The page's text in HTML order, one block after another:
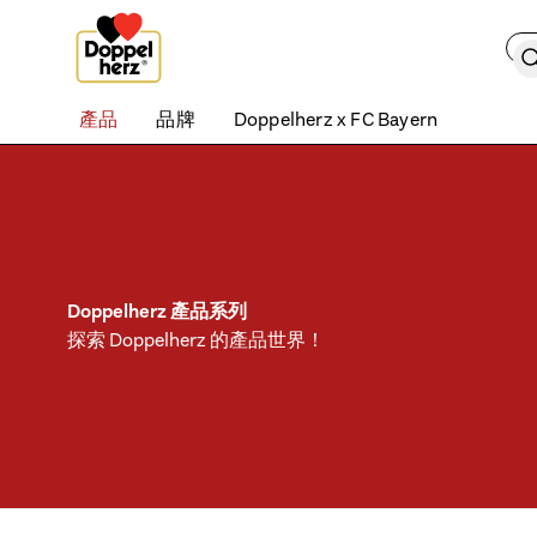
Skip to content 搜索
產品 品牌 Doppelherz x FC Bayern
Doppelherz 產品系列
探索 Doppelherz 的產品世界！
Skip this list